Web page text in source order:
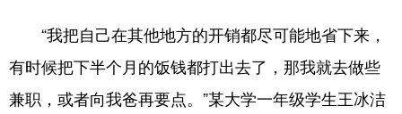
“我把自己在其他地方的开销都尽可能地省下来，
有时候把下半个月的饭钱都打出去了，那我就去做些
兼职，或者向我爸再要点。”某大学一年级学生王冰洁